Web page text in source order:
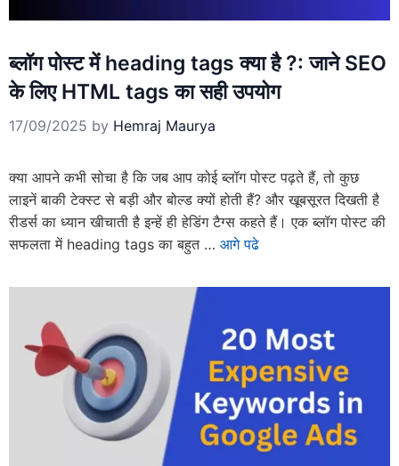
ब्लॉग पोस्ट में heading tags क्या है ?: जाने SEO
के लिए HTML tags का सही उपयोग
17/09/2025 by Hemraj Maurya
क्या आपने कभी सोचा है कि जब आप कोई ब्लॉग पोस्ट पढ़ते हैं, तो कुछ
लाइनें बाकी टेक्स्ट से बड़ी और बोल्ड क्यों होती हैं? और खूबसूरत दिखती है
रीडर्स का ध्यान खीचाती है इन्हें ही हेडिंग टैग्स कहते हैं। एक ब्लॉग पोस्ट की
सफलता में heading tags का बहुत … आगे पढे